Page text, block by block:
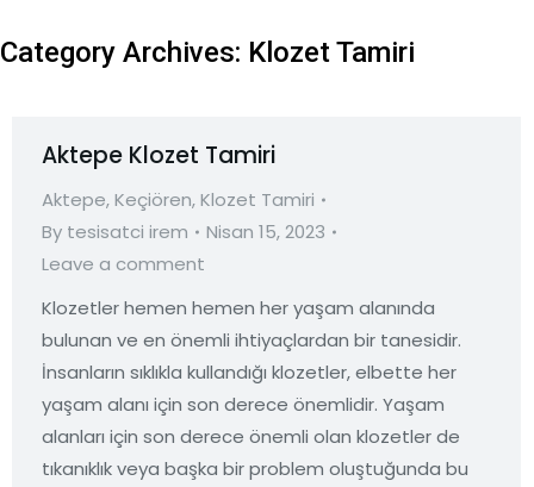
Category Archives: Klozet Tamiri
Aktepe Klozet Tamiri
Aktepe,Keçiören,Klozet Tamiri
By tesisatci irem
Nisan 15, 2023
Leave a comment
Klozetler hemen hemen her yaşam alanında
bulunan ve en önemli ihtiyaçlardan bir tanesidir.
İnsanların sıklıkla kullandığı klozetler, elbette her
yaşam alanı için son derece önemlidir. Yaşam
alanları için son derece önemli olan klozetler de
tıkanıklık veya başka bir problem oluştuğunda bu